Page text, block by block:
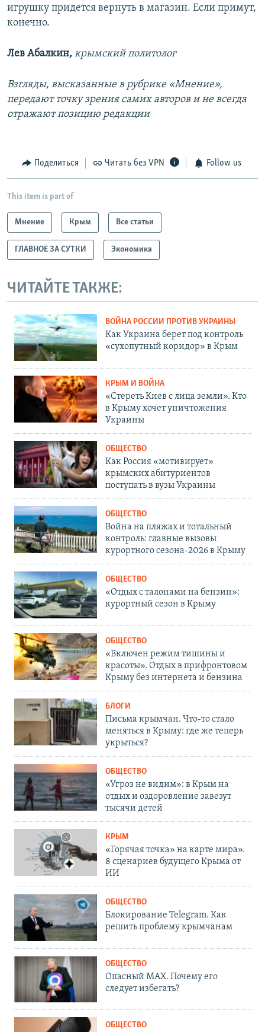
игрушку придется вернуть в магазин. Если примут,
конечно.
Лев Абалкин, крымский политолог
Взгляды, высказанные в рубрике «Мнение»,
передают точку зрения самих авторов и не всегда
отражают позицию редакции
Поделиться Читать без VPN Follow us
This item is part of
Мнение Крым Все статьи
ГЛАВНОЕ ЗА СУТКИ Экономика
ЧИТАЙТЕ ТАКЖЕ:
ВОЙНА РОССИИ ПРОТИВ УКРАИНЫ
Как Украина берет под контроль
«сухопутный коридор» в Крым
КРЫМ И ВОЙНА
«Стереть Киев с лица земли». Кто
в Крыму хочет уничтожения
Украины
ОБЩЕСТВО
Как Россия «мотивирует»
крымских абитуриентов
поступать в вузы Украины
ОБЩЕСТВО
Война на пляжах и тотальный
контроль: главные вызовы
курортного сезона-2026 в Крыму
ОБЩЕСТВО
«Отдых с талонами на бензин»:
курортный сезон в Крыму
ОБЩЕСТВО
«Включен режим тишины и
красоты». Отдых в прифронтовом
Крыму без интернета и бензина
БЛОГИ
Письма крымчан. Что-то стало
меняться в Крыму: где же теперь
укрыться?
ОБЩЕСТВО
«Угроз не видим»: в Крым на
отдых и оздоровление завезут
тысячи детей
КРЫМ
«Горячая точка» на карте мира».
8 сценариев будущего Крыма от
ИИ
ОБЩЕСТВО
Блокирование Telegram. Как
решить проблему крымчанам
ОБЩЕСТВО
Опасный MAX. Почему его
следует избегать?
ОБЩЕСТВО